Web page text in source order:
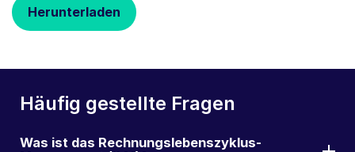
Management (ILM)?